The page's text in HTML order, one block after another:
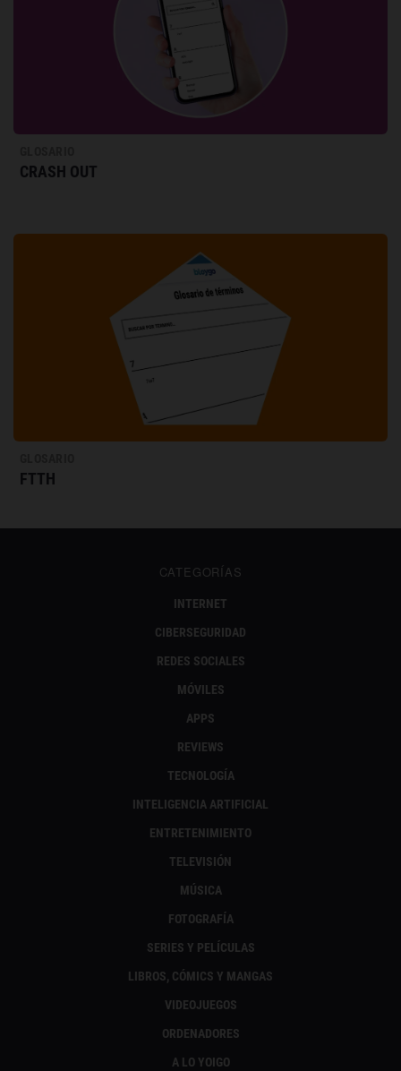
CRASH OUT
FTTH
CATEGORÍAS
INTERNET
CIBERSEGURIDAD
REDES SOCIALES
MÓVILES
APPS
REVIEWS
TECNOLOGÍA
INTELIGENCIA ARTIFICIAL
ENTRETENIMIENTO
TELEVISIÓN
MÚSICA
FOTOGRAFÍA
SERIES Y PELÍCULAS
LIBROS, CÓMICS Y MANGAS
VIDEOJUEGOS
ORDENADORES
A LO YOIGO